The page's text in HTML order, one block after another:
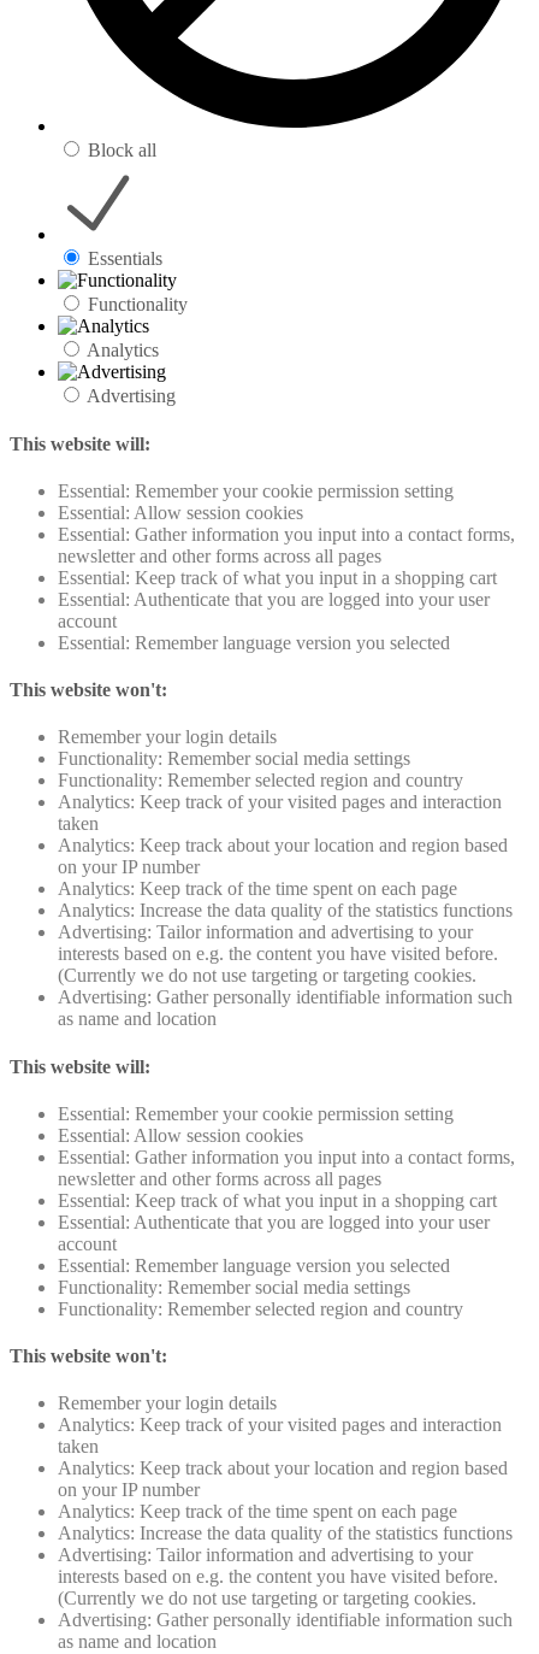
Block all
Essentials
Functionality
Analytics
Advertising
This website will:
Essential: Remember your cookie permission setting
Essential: Allow session cookies
Essential: Gather information you input into a contact forms,
newsletter and other forms across all pages
Essential: Keep track of what you input in a shopping cart
Essential: Authenticate that you are logged into your user
account
Essential: Remember language version you selected
This website won't:
Remember your login details
Functionality: Remember social media settings
Functionality: Remember selected region and country
Analytics: Keep track of your visited pages and interaction
taken
Analytics: Keep track about your location and region based
on your IP number
Analytics: Keep track of the time spent on each page
Analytics: Increase the data quality of the statistics functions
Advertising: Tailor information and advertising to your
interests based on e.g. the content you have visited before.
(Currently we do not use targeting or targeting cookies.
Advertising: Gather personally identifiable information such
as name and location
This website will:
Essential: Remember your cookie permission setting
Essential: Allow session cookies
Essential: Gather information you input into a contact forms,
newsletter and other forms across all pages
Essential: Keep track of what you input in a shopping cart
Essential: Authenticate that you are logged into your user
account
Essential: Remember language version you selected
Functionality: Remember social media settings
Functionality: Remember selected region and country
This website won't:
Remember your login details
Analytics: Keep track of your visited pages and interaction
taken
Analytics: Keep track about your location and region based
on your IP number
Analytics: Keep track of the time spent on each page
Analytics: Increase the data quality of the statistics functions
Advertising: Tailor information and advertising to your
interests based on e.g. the content you have visited before.
(Currently we do not use targeting or targeting cookies.
Advertising: Gather personally identifiable information such
as name and location